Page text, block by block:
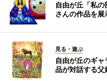
自由が丘「私
さんの作品を展
見る・遊ぶ
自由が丘のギ
品が対話する父